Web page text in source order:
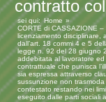
contratto
sei qui: Home
CORTE di CASSAZIONE
licenziamento disciplinare,
dall’art. 18 commi 4 e 5
legge n. 92 del 28 giugno
addebitata al lavoratore
contrattuale che punisca
sia espressa attraverso
sussunzione non
contestato restando nei
eseguito dalle parti sociali